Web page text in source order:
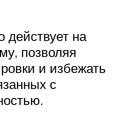
действует на
позволяя
и избежать
с